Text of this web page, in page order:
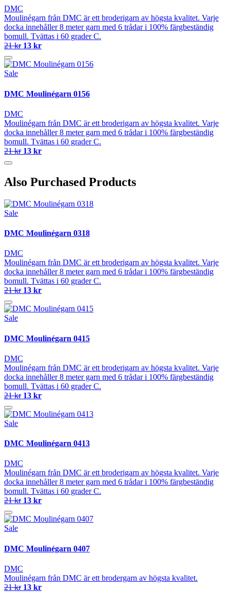
DMC
Moulinégarn från DMC är ett broderigarn av högsta kvalitet. Varje
docka innehåller 8 meter garn med 6 trådar i 100% färgbeständig
bomull. Tvättas i 60 grader C.
21 kr 13 kr
Sale
DMC Moulinégarn 0156
DMC
Moulinégarn från DMC är ett broderigarn av högsta kvalitet. Varje
docka innehåller 8 meter garn med 6 trådar i 100% färgbeständig
bomull. Tvättas i 60 grader C.
21 kr 13 kr
Also Purchased Products
Sale
DMC Moulinégarn 0318
DMC
Moulinégarn från DMC är ett broderigarn av högsta kvalitet. Varje
docka innehåller 8 meter garn med 6 trådar i 100% färgbeständig
bomull. Tvättas i 60 grader C.
21 kr 13 kr
Sale
DMC Moulinégarn 0415
DMC
Moulinégarn från DMC är ett broderigarn av högsta kvalitet. Varje
docka innehåller 8 meter garn med 6 trådar i 100% färgbeständig
bomull. Tvättas i 60 grader C.
21 kr 13 kr
Sale
DMC Moulinégarn 0413
DMC
Moulinégarn från DMC är ett broderigarn av högsta kvalitet. Varje
docka innehåller 8 meter garn med 6 trådar i 100% färgbeständig
bomull. Tvättas i 60 grader C.
21 kr 13 kr
Sale
DMC Moulinégarn 0407
DMC
Moulinégarn från DMC är ett brodergarn av högsta kvalitet.
21 kr 13 kr